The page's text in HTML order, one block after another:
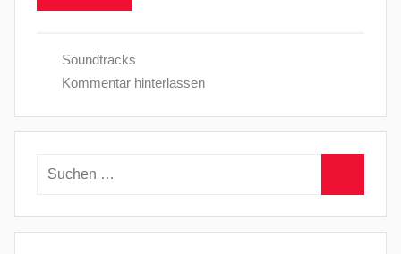
Soundtracks
Kommentar hinterlassen
Suchen